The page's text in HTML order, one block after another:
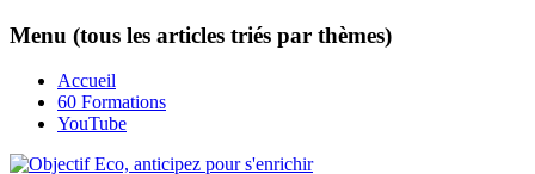
Menu (tous les articles triés par thèmes)
Accueil
60 Formations
YouTube